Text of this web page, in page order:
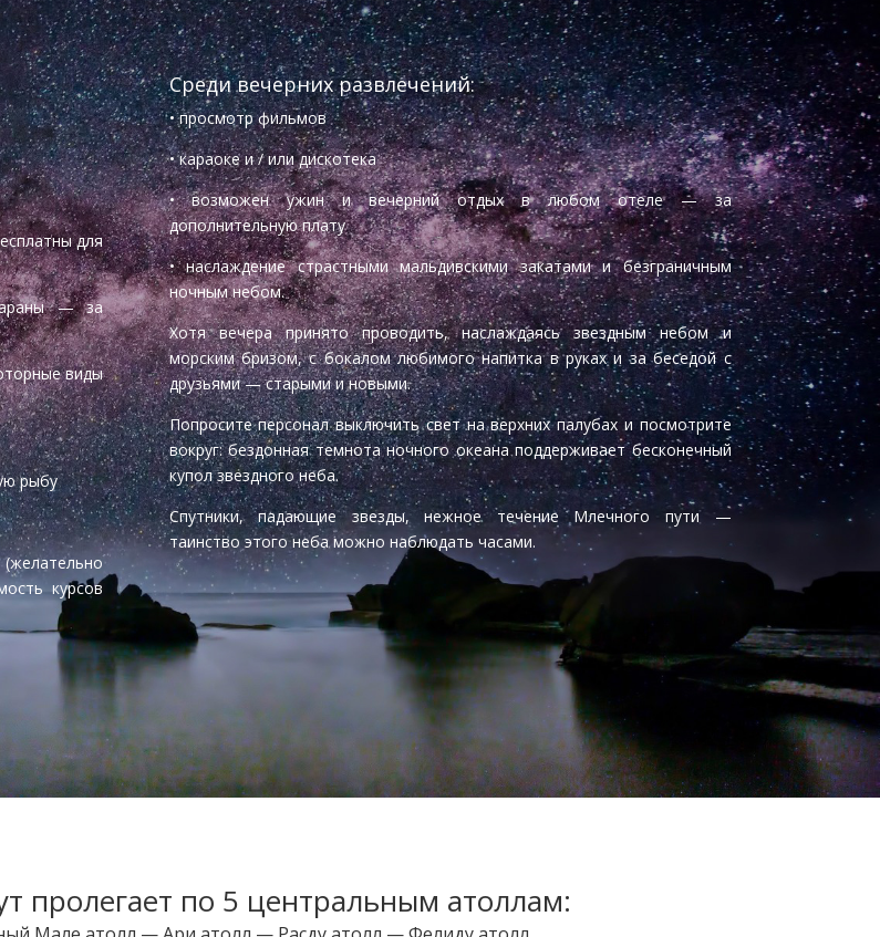
для
— за
виды
рыбу
курсов
Среди вечерних развлечений:
• просмотр фильмов
• караоке и / или дискотека
• возможен ужин и вечерний отдых в любом отеле — за
дополнительную плату
• наслаждение страстными мальдивскими закатами и безграничным
ночным небом.
Хотя вечера принято проводить, наслаждаясь звездным небом и
морским бризом, с бокалом любимого напитка в руках и за беседой с
друзьями — старыми и новыми.
Попросите персонал выключить свет на верхних палубах и посмотрите
вокруг: бездонная темнота ночного океана поддерживает бесконечный
купол звездного неба.
Спутники, падающие звезды, нежное течение Млечного пути —
таинство этого неба можно наблюдать часами.
пролегает по 5 центральным атоллам: